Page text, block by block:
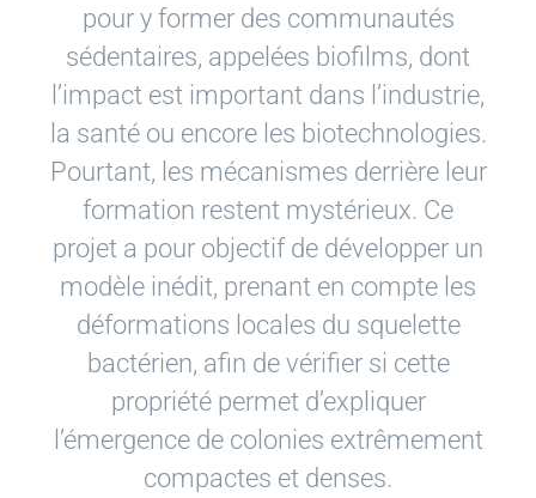
pour y former des communautés
sédentaires, appelées biofilms, dont
l’impact est important dans l’industrie,
la santé ou encore les biotechnologies.
Pourtant, les mécanismes derrière leur
formation restent mystérieux. Ce
projet a pour objectif de développer un
modèle inédit, prenant en compte les
déformations locales du squelette
bactérien, afin de vérifier si cette
propriété permet d’expliquer
l’émergence de colonies extrêmement
compactes et denses.